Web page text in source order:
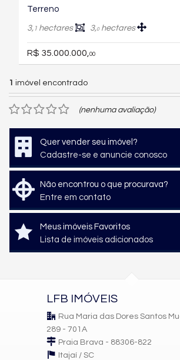
Terreno
3, 1 hectares 3,0hectares
R$ 35.000.000, 00
1 imóvel encontrado
(nenhuma avaliação)
Quer vender seu imóvel?
Cadastre-se e anuncie conosco
Não encontrou o que procurava?
Entre em contato
Meus imóveis Favoritos
Lista de imóveis adicionados
LFB IMÓVEIS
Rua Maria das Dores Santos
289 - 701A
Praia Brava - 88306-822
Itajaí / SC